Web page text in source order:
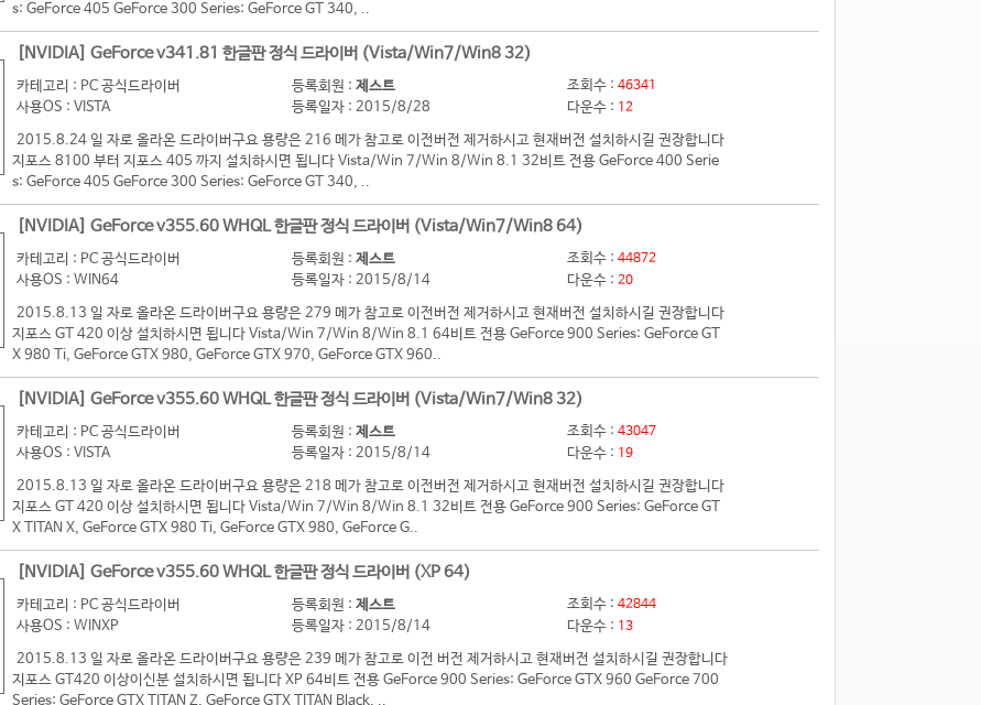
s: GeForce 405 GeForce 300 Series: GeForce GT 340, ..
[NVIDIA] GeForce v341.81 한글판 정식 드라이버 (Vista/Win7/Win8 32)
카테고리 : PC 공식드라이버
사용OS : VISTA
등록회원 : 제스트
등록일자 : 2015/8/28
조회수 : 46341
다운수 : 12
2015.8.24 일 자로 올라온 드라이버구요 용량은 216 메가 참고로 이전버전 제거하시고 현재버전 설치하시길 권장합니다
지포스 8100 부터 지포스 405 까지 설치하시면 됩니다 Vista/Win 7/Win 8/Win 8.1 32비트 전용 GeForce 400 Serie
s: GeForce 405 GeForce 300 Series: GeForce GT 340, ..
[NVIDIA] GeForce v355.60 WHQL 한글판 정식 드라이버 (Vista/Win7/Win8 64)
카테고리 : PC 공식드라이버
사용OS : WIN64
등록회원 : 제스트
등록일자 : 2015/8/14
조회수 : 44872
다운수 : 20
2015.8.13 일 자로 올라온 드라이버구요 용량은 279 메가 참고로 이전버전 제거하시고 현재버전 설치하시길 권장합니다
지포스 GT 420 이상 설치하시면 됩니다 Vista/Win 7/Win 8/Win 8.1 64비트 전용 GeForce 900 Series: GeForce GT
X 980 Ti, GeForce GTX 980, GeForce GTX 970, GeForce GTX 960..
[NVIDIA] GeForce v355.60 WHQL 한글판 정식 드라이버 (Vista/Win7/Win8 32)
카테고리 : PC 공식드라이버
사용OS : VISTA
등록회원 : 제스트
등록일자 : 2015/8/14
조회수 : 43047
다운수 : 19
2015.8.13 일 자로 올라온 드라이버구요 용량은 218 메가 참고로 이전버전 제거하시고 현재버전 설치하시길 권장합니다
지포스 GT 420 이상 설치하시면 됩니다 Vista/Win 7/Win 8/Win 8.1 32비트 전용 GeForce 900 Series: GeForce GT
X TITAN X, GeForce GTX 980 Ti, GeForce GTX 980, GeForce G..
[NVIDIA] GeForce v355.60 WHQL 한글판 정식 드라이버 (XP 64)
카테고리 : PC 공식드라이버
사용OS : WINXP
등록회원 : 제스트
등록일자 : 2015/8/14
조회수 : 42844
다운수 : 13
2015.8.13 일 자로 올라온 드라이버구요 용량은 239 메가 참고로 이전 버전 제거하시고 현재버전 설치하시길 권장합니다
지포스 GT420 이상이신분 설치하시면 됩니다 XP 64비트 전용 GeForce 900 Series: GeForce GTX 960 GeForce 700
Series: GeForce GTX TITAN Z, GeForce GTX TITAN Black, ..